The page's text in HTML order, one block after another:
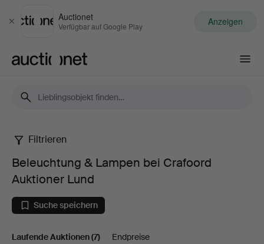
Schließen
Auctionet
Verfügbar auf Google Play Anzeigen
Beleuchtung
Lampen
bei
Filtrieren
Beleuchtung & Lampen bei Crafoord
Auktioner Lund
Suche speichern
Laufende Auktionen(7) Endpreise